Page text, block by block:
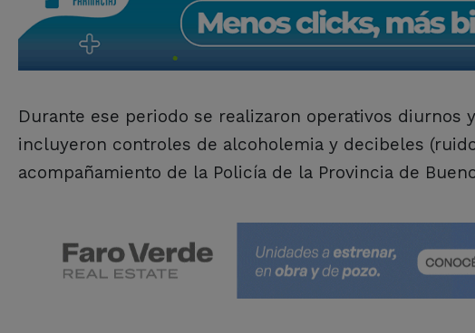
Durante ese periodo se realizaron operativos
incluyeron controles de alcoholemia y decibeles
acompañamiento de la Policía de la Provincia de